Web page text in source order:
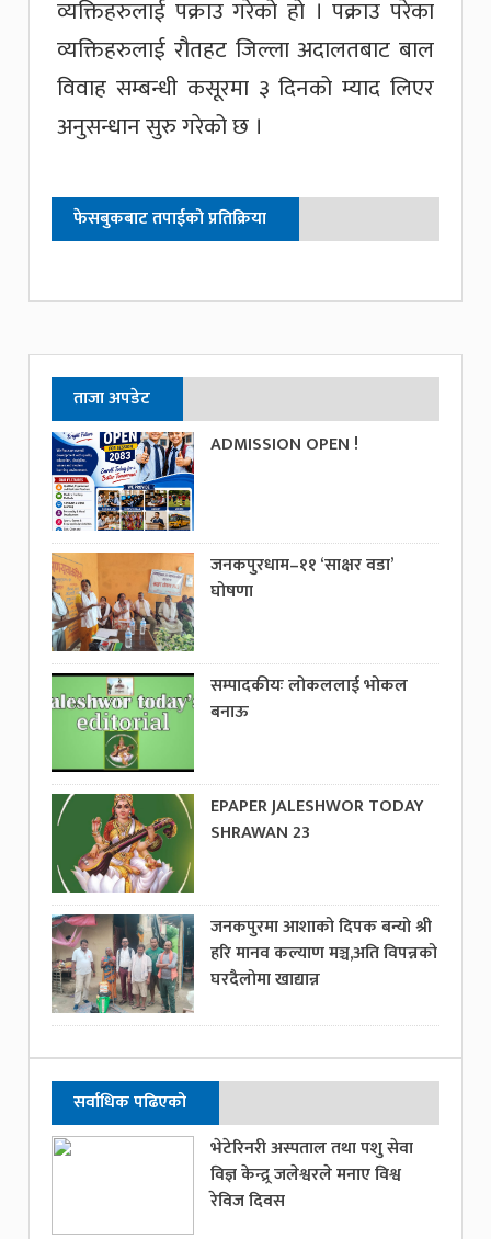
व्यक्तिहरुलाई पक्राउ गरेको हो । पक्राउ परेका
व्यक्तिहरुलाई रौतहट जिल्ला अदालतबाट बाल
विवाह सम्बन्धी कसूरमा ३ दिनको म्याद लिएर
अनुसन्धान सुरु गरेको छ ।
फेसबुकबाट तपाईको प्रतिक्रिया
ताजा अपडेट
ADMISSION OPEN !
जनकपुरधाम–११ ‘साक्षर वडा’
घोषणा
सम्पादकीयः लोकललाई भोकल
बनाऊ
EPAPER JALESHWOR TODAY
SHRAWAN 23
जनकपुरमा आशाको दिपक बन्यो श्री
हरि मानव कल्याण मञ्च,अति विपन्नको
घरदैलोमा खाद्यान्न
सर्वाधिक पढिएको
भेटेरिनरी अस्पताल तथा पशु सेवा
विज्ञ केन्द्र्र जलेश्वरले मनाए विश्व
रेविज दिवस